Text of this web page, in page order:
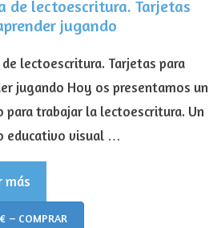
de lectoescritura. Tarjetas
jugando
lectoescritura. Tarjetas para
jugando Hoy os presentamos un
para trabajar la lectoescritura. Un
educativo visual …
más
– COMPRAR